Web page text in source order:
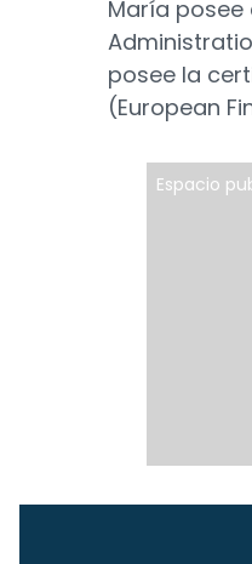
María posee
posee la
(European
Espacio